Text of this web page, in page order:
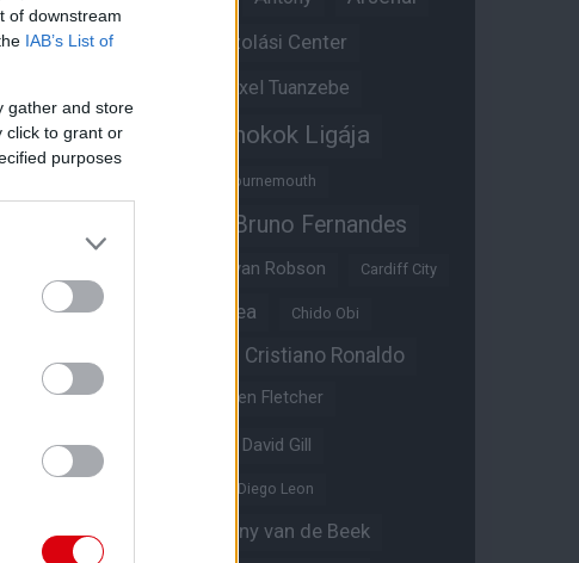
of downstream
IAB’s List of
gather and store
click to grant or
purposes
Aston Villa Átigazolási Center
Axel Tuanzebe
Ayden Heaven Bajnokok Ligája
Bournemouth
Bruno Fernandes
Bryan Robson Cardiff City
Casemiro Chelsea Chido Obi
Cristiano Ronaldo
Crystal Palace Darren Fletcher
David De Gea David Gill
Diego Leon
Diogo Dalot
Donny van de Beek